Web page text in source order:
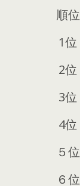
順位
1位
2位
3位
4位
５位
６位